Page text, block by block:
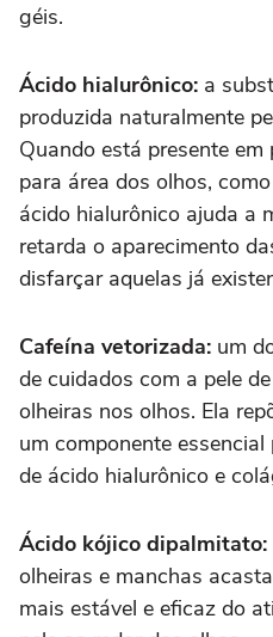
géis.
Ácido hialurônico: a
produzida naturalmente
Quando está presente
para área dos olhos,
ácido hialurônico ajuda a
retarda o aparecimento
disfarçar aquelas já
Cafeína vetorizada: um
de cuidados com a pele
olheiras nos olhos. Ela
um componente
de ácido hialurônico e
Ácido kójico dipalmitato:
olheiras e manchas
mais estável e eficaz do